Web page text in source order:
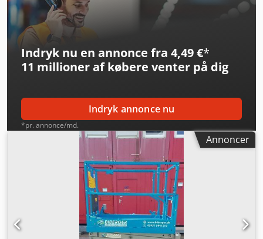
Indryk nu en annonce fra 4,49 €*
11 millioner af købere venter på dig
Indryk annonce nu
*pr. annonce/md.
Annoncer